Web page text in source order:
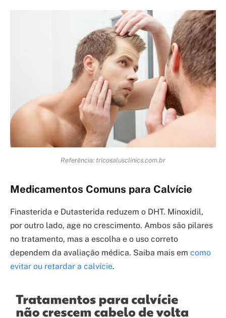
Referência: tricosalusclinics.com.br
Medicamentos Comuns para Calvície
Finasterida e Dutasterida reduzem o DHT. Minoxidil,
por outro lado, age no crescimento. Ambos são pilares
no tratamento, mas a escolha e o uso correto
dependem da avaliação médica. Saiba mais em como
evitar ou retardar a calvície.